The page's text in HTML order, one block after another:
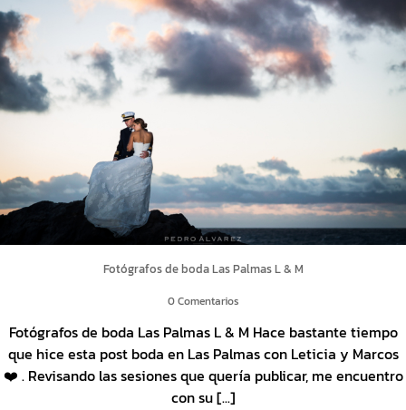
Fotógrafos de boda Las Palmas L & M
0 Comentarios
Fotógrafos de boda Las Palmas L & M Hace bastante tiempo
que hice esta post boda en Las Palmas con Leticia y Marcos
❤️ . Revisando las sesiones que quería publicar, me encuentro
con su [...]